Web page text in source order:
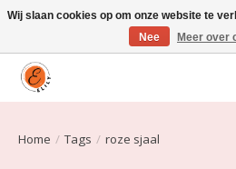
Elily is er om jou te laten stralen! Mode vanaf
Home / Tags / roze sjaal
Wij slaan cookies op om onze website te
Nee
Meer over